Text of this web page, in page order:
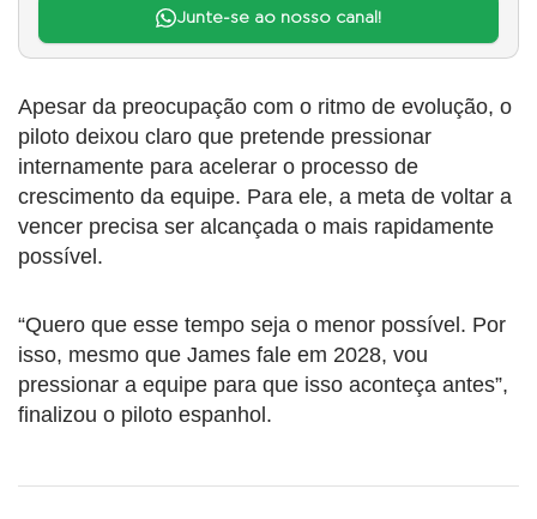
Junte-se ao nosso canal!
Apesar da preocupação com o ritmo de evolução, o
piloto deixou claro que pretende pressionar
internamente para acelerar o processo de
crescimento da equipe. Para ele, a meta de voltar a
vencer precisa ser alcançada o mais rapidamente
possível.
“Quero que esse tempo seja o menor possível. Por
isso, mesmo que James fale em 2028, vou
pressionar a equipe para que isso aconteça antes”,
finalizou o piloto espanhol.